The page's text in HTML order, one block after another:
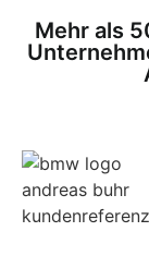
Mehr als